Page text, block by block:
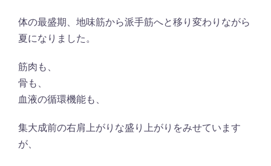
体の最盛期、地味筋から派手筋へと移り変わりながら
夏になりました。
筋肉も、
骨も、
血液の循環機能も、
集大成前の右肩上がりな盛り上がりをみせています
が、